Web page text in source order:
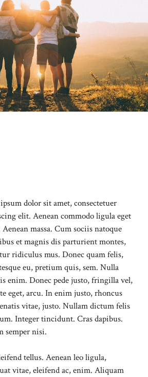
dolor sit amet, consectetuer
elit. Aenean commodo ligula eget
massa. Cum sociis natoque
et magnis dis parturient montes,
ridiculus mus. Donec quam felis,
eu, pretium quis, sem. Nulla
enim. Donec pede justo, fringilla vel,
eget, arcu. In enim justo, rhoncus
vitae, justo. Nullam dictum felis
Integer tincidunt. Cras dapibus.
semper nisi.
tellus. Aenean leo ligula,
vitae, eleifend ac, enim. Aliquam